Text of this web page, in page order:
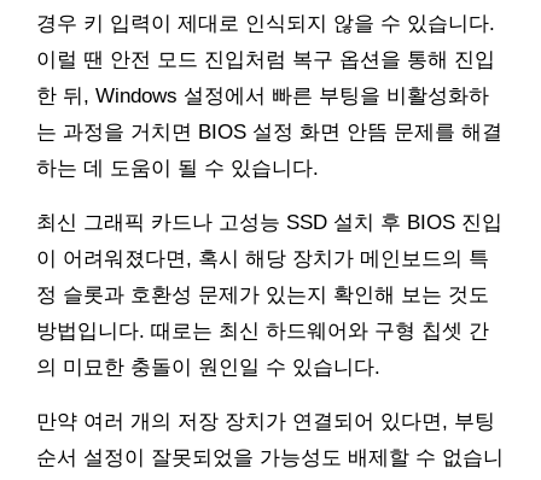
경우 키 입력이 제대로 인식되지 않을 수 있습니다.
이럴 땐 안전 모드 진입처럼 복구 옵션을 통해 진입
한 뒤, Windows 설정에서 빠른 부팅을 비활성화하
는 과정을 거치면 BIOS 설정 화면 안뜸 문제를 해결
하는 데 도움이 될 수 있습니다.
최신 그래픽 카드나 고성능 SSD 설치 후 BIOS 진입
이 어려워졌다면, 혹시 해당 장치가 메인보드의 특
정 슬롯과 호환성 문제가 있는지 확인해 보는 것도
방법입니다. 때로는 최신 하드웨어와 구형 칩셋 간
의 미묘한 충돌이 원인일 수 있습니다.
만약 여러 개의 저장 장치가 연결되어 있다면, 부팅
순서 설정이 잘못되었을 가능성도 배제할 수 없습니